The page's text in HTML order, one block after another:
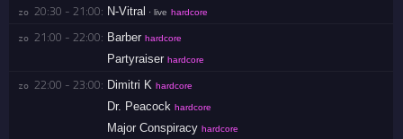
zo 20:30 - 21:00: N-Vitral · live hardcore
zo 21:00 - 22:00: Barber hardcore
Partyraiser hardcore
zo 22:00 - 23:00: Dimitri K hardcore
Dr. Peacock hardcore
Major Conspiracy hardcore